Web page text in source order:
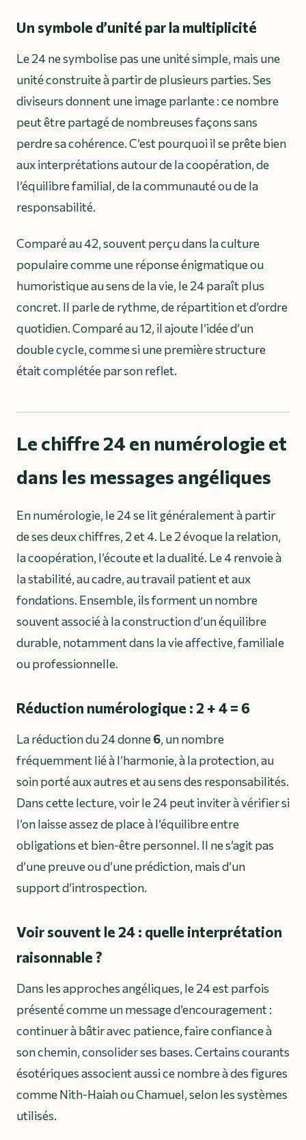
Un symbole d’unité par la multiplicité
Le 24 ne symbolise pas une unité simple, mais une
unité construite à partir de plusieurs parties. Ses
diviseurs donnent une image parlante : ce nombre
peut être partagé de nombreuses façons sans
perdre sa cohérence. C’est pourquoi il se prête bien
aux interprétations autour de la coopération, de
l’équilibre familial, de la communauté ou de la
responsabilité.
Comparé au 42, souvent perçu dans la culture
populaire comme une réponse énigmatique ou
humoristique au sens de la vie, le 24 paraît plus
concret. Il parle de rythme, de répartition et d’ordre
quotidien. Comparé au 12, il ajoute l’idée d’un
double cycle, comme si une première structure
était complétée par son reflet.
Le chiffre 24 en numérologie et
dans les messages angéliques
En numérologie, le 24 se lit généralement à partir
de ses deux chiffres, 2 et 4. Le 2 évoque la relation,
la coopération, l’écoute et la dualité. Le 4 renvoie à
la stabilité, au cadre, au travail patient et aux
fondations. Ensemble, ils forment un nombre
souvent associé à la construction d’un équilibre
durable, notamment dans la vie affective, familiale
ou professionnelle.
Réduction numérologique : 2 + 4 = 6
La réduction du 24 donne6, un nombre
fréquemment lié à l’harmonie, à la protection, au
soin porté aux autres et au sens des responsabilités.
Dans cette lecture, voir le 24 peut inviter à vérifier si
l’on laisse assez de place à l’équilibre entre
obligations et bien-être personnel. Il ne s’agit pas
d’une preuve ou d’une prédiction, mais d’un
support d’introspection.
Voir souvent le 24 : quelle interprétation
raisonnable ?
Dans les approches angéliques, le 24 est parfois
présenté comme un message d’encouragement :
continuer à bâtir avec patience, faire confiance à
son chemin, consolider ses bases. Certains courants
ésotériques associent aussi ce nombre à des figures
comme Nith-Haiah ou Chamuel, selon les systèmes
utilisés.